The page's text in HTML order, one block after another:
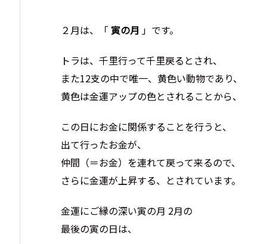
２月は、「 寅の月 」です。
トラは、千里行って千里戻るとされ、
また12支の中で唯一、黄色い動物であり、
黄色は金運アップの色とされることから、
この日にお金に関係することを行うと、
出て行ったお金が、
仲間（＝お金）を連れて戻って来るので、
さらに金運が上昇する、とされています。
金運にご縁の深い寅の月 2月の
最後の寅の日は、